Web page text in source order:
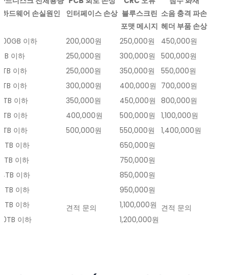
하드웨어 손실원인
인터페이스 손상 블루스크린
포맷 메시지
소음 충격 파손
헤더 부품 손상
이하
200,000원 250,000원
450,000원
이하
250,000원 300,000원
500,000원
이하
250,000원 350,000원
550,000원
이하
300,000원 400,000원 700,000원
이하
350,000원 450,000원 800,000원
이하
400,000원 500,000원
1,100,000원
이하
500,000원 550,000원
1,400,000원
이하
견적 문의
650,000원
견적 문의
이하
750,000원
이하
850,000원
이하
950,000원
이하
1,100,000원
이하
1,200,000원